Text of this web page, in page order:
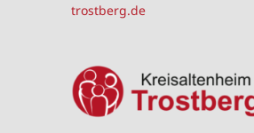
trostberg.de